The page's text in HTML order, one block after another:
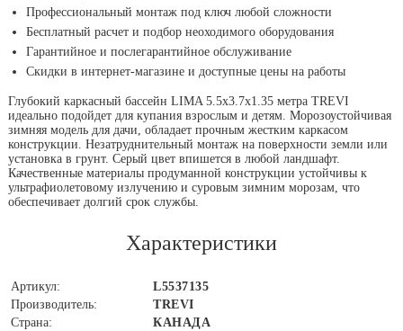
Профессиональный монтаж под ключ любой сложности
Бесплатный расчет и подбор неоходимого оборудования
Гарантийное и послегарантийное обслуживание
Скидки в интернет-магазине и доступные цены на работы
Глубокий каркасный бассейн LIMA 5.5x3.7х1.35 метра TREVI
идеально подойдет для купания взрослым и детям. Морозоустойчивая
зимняя модель для дачи, обладает прочным жестким каркасом
конструкции. Незатруднительный монтаж на поверхности земли или
установка в грунт. Серый цвет впишется в любой ландшафт.
Качественные материалы продуманной конструкции устойчивы к
ультрафиолетовому излучению и суровым зимним морозам, что
обеспечивает долгий срок службы.
Характеристики
Артикул:
L5537135
Производитель:
TREVI
Страна:
КАНАДА